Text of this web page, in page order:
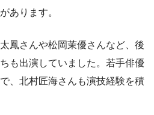
あります。
鳳さんや松岡茉優さんなど、後
も出演していました。若手俳優
、北村匠海さんも演技経験を積